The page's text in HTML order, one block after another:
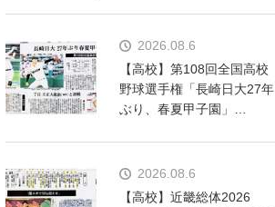
2026.08.6
【高校】第108回全国高校
野球選手権「長崎日大27年
ぶり、春夏甲子園」…
2026.08.6
【高校】近畿総体2026